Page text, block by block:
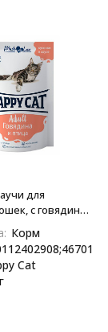
для
с говядиной
Корм
Cat